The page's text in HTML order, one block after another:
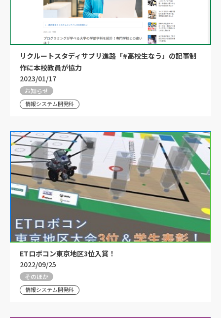
リクルートスタディサプリ進路「#高校生なう」の記事制
作に本校教員が協力
2023/01/17
お知らせ
情報システム開発科
ETロボコン東京地区3位入賞！
2022/09/25
そのほか
情報システム開発科